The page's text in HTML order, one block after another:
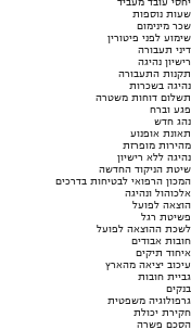
יחסי עובד מעביד
שעות נוספות
שכר מינימום
שימוע לפני פיטורין
דיני תעבורה
רישיון נהיגה
תקנות התעבורה
נהיגה בשכרות
תשלום דוחות משטרה
פגע וברח
נהג חדש
תאונת אופנוע
מהירות מופרזת
נהיגה ללא רישיון
שיטת הניקוד החדשה
המכון הרפואי לבטיחות בדרכים
אלכוהול ונהיגה
הוצאה לפועל
פשיטת רגל
לשכת ההוצאה לפועל
חובות אבודים
איחוד תיקים
עיכוב יציאה מהארץ
גביית חובות
בנקים
גרפולוגיה משפטית
חקירת יכולת
הסכם פשרה